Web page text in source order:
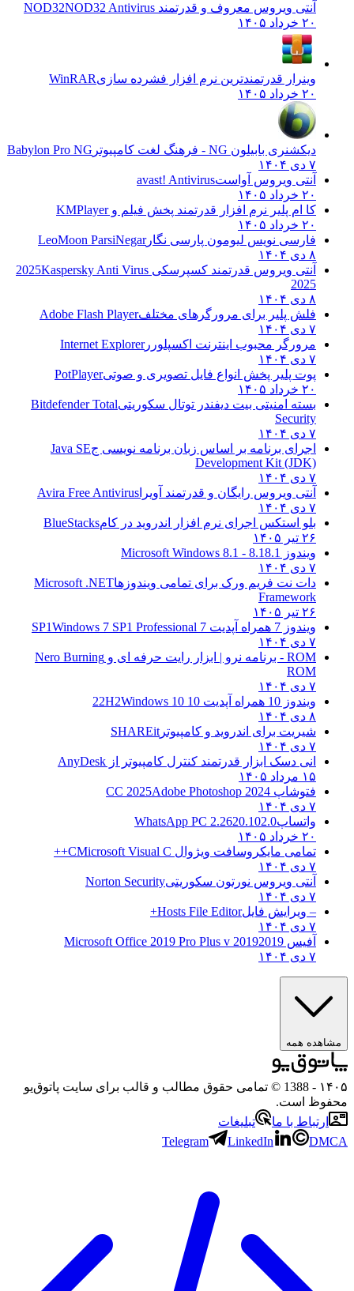
آنتی ویروس معروف و قدرتمند NOD32 NOD32 Antivirus
۲۰ خرداد ۱۴۰۵
وینرار قدرتمندترین نرم افزار فشرده سازیWinRAR
۲۰ خرداد ۱۴۰۵
دیکشنری بابیلون NG - فرهنگ لغت کامپیوتر
Babylon Pro NG
۷ دی ۱۴۰۴
آنتی ویروس آواستavast! Antivirus
۲۰ خرداد ۱۴۰۵
کا ام پلیر نرم افزار قدرتمند پخش فیلم وKMPlayer
۲۰ خرداد ۱۴۰۵
فارسی نویس لیومون پارسی نگارLeoMoon ParsiNegar
۸ دی ۱۴۰۴
آنتی ویروس قدرتمند کسپرسکی 2025 Kaspersky Anti Virus
2025
۸ دی ۱۴۰۴
فلش پلیر برای مرورگرهای مختلفAdobe Flash Player
۷ دی ۱۴۰۴
مرورگر محبوب اینترنت اکسپلوررInternet Explorer
۷ دی ۱۴۰۴
پوت پلیر پخش انواع فایل تصویری و صوتیPotPlayer
۲۰ خرداد ۱۴۰۵
بسته امنیتی بیت دیفندر توتال سکوریتیBitdefender Total
Security
۷ دی ۱۴۰۴
اجرای برنامه بر اساس زبان برنامه نویسی جJava SE
Development Kit (JDK)
۷ دی ۱۴۰۴
آنتی ویروس رایگان و قدرتمند آویرا Avira Free Antivirus
۷ دی ۱۴۰۴
بلو استکس اجرای نرم افزار اندروید در کامBlueStacks
۲۶ تیر ۱۴۰۵
ویندوز 8.1 8.1 - Microsoft Windows 8.1
۷ دی ۱۴۰۴
دات نت فریم ورک برای تمامی ویندوزهاMicrosoft .NET
Framework
۲۶ تیر ۱۴۰۵
ویندوز 7 همراه آپدیت 7 SP1
Windows 7 SP1 Professional
۷ دی ۱۴۰۴
ROM - برنامه نرو | ابزار رایت حرفه ای و
Nero Burning
ROM
۷ دی ۱۴۰۴
ویندوز 10 همراه آپدیت 10 22H2
Windows 10
۸ دی ۱۴۰۴
شیریت برای اندروید و کامپیوترSHAREit
۷ دی ۱۴۰۴
انی دسک ابزار قدرتمند کنترل کامپیوتر از AnyDesk
۱۵ مرداد ۱۴۰۵
فتوشاپ CC 2025 Adobe Photoshop 2024
۷ دی ۱۴۰۴
واتساپWhatsApp PC 2.2620.102.0
۲۰ خرداد ۱۴۰۵
تمامی مایکروسافت ویژوال C Microsoft Visual C++
۷ دی ۱۴۰۴
آنتی ویروس نورتون سکوریتیNorton Security
۷ دی ۱۴۰۴
– ویرایش فایلHosts File Editor+
۷ دی ۱۴۰۴
آفیس 2019 2019 Microsoft Office 2019 Pro Plus v
۷ دی ۱۴۰۴
مشاهده همه
۱۴۰۵
- 1388 © تمامی حقوق مطالب و قالب برای سایت پاتوق‌یو
محفوظ است.
ارتباط با ما
تبلیغات
Telegram
LinkedIn DMCA